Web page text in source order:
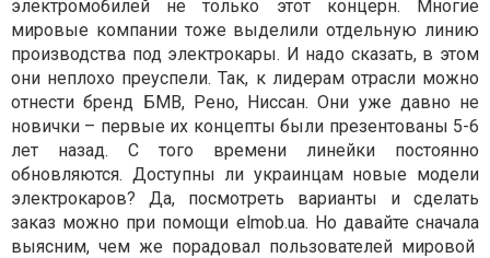
электромобилей не только этот концерн. Многие
мировые компании тоже выделили отдельную линию
производства под электрокары. И надо сказать, в этом
они неплохо преуспели. Так, к лидерам отрасли можно
отнести бренд БМВ, Рено, Ниссан. Они уже давно не
новички – первые их концепты были презентованы 5-6
лет назад. С того времени линейки постоянно
обновляются. Доступны ли украинцам новые модели
электрокаров? Да, посмотреть варианты и сделать
заказ можно при помощи elmob.ua. Но давайте сначала
выясним, чем же порадовал пользователей мировой